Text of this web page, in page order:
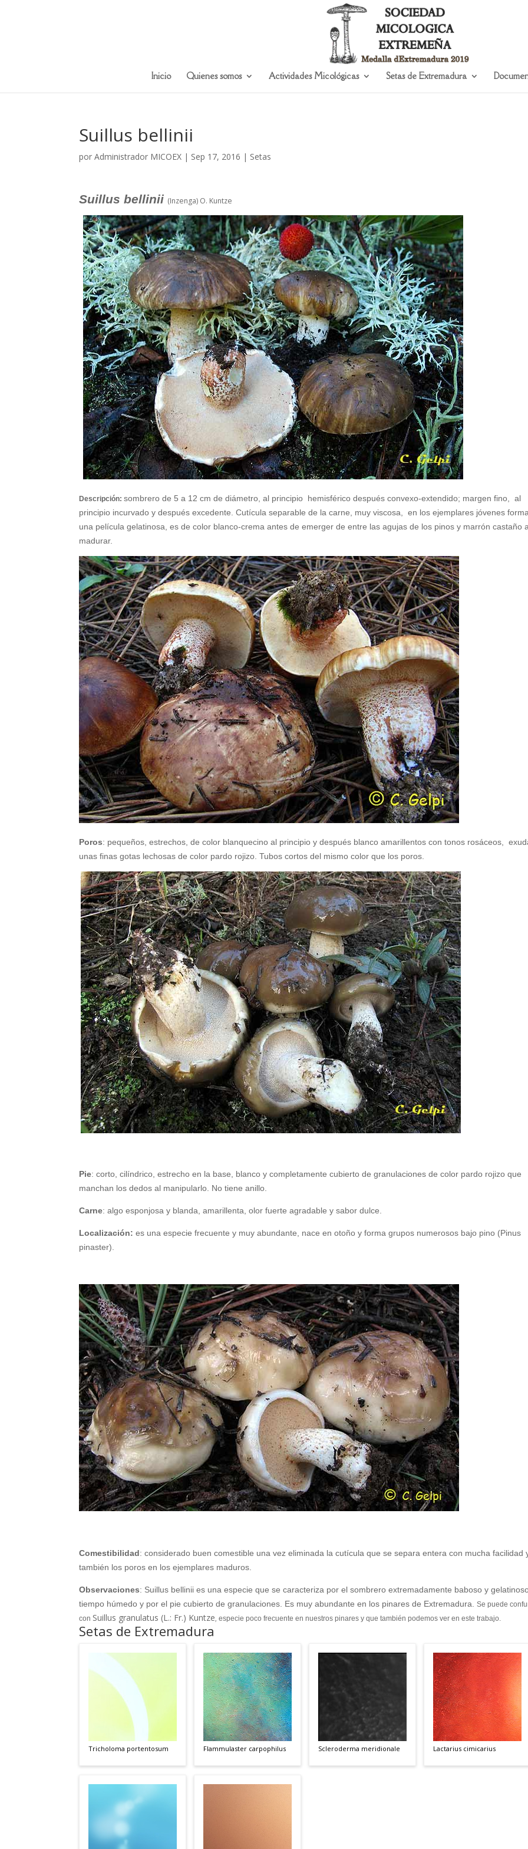
Inicio Quienes somos Actividades Micológicas Setas de Extremadura
Suillus bellinii
porAdministrador MICOEX | Sep 17, 2016 | Setas
Suillus bellinii (Inzenga) O. Kuntze
Descripción:sombrero de 5 a 12 cm de diámetro, al principio hemisférico después convexo-extendido; margen fino, al
principio incurvado y después excedente. Cutícula separable de la carne, muy viscosa, en los ejemplares jóvenes
una película gelatinosa, es de color blanco-crema antes de emerger de entre las agujas de los pinos y marrón castaño
madurar.
Poros: pequeños, estrechos, de color blanquecino al principio y después blanco amarillentos con tonos rosáceos,
unas finas gotas lechosas de color pardo rojizo. Tubos cortos del mismo color que los poros.
Pie: corto, cilíndrico, estrecho en la base, blanco y completamente cubierto de granulaciones de color pardo rojizo que
manchan los dedos al manipularlo. No tiene anillo.
Carne: algo esponjosa y blanda, amarillenta, olor fuerte agradable y sabor dulce.
Localización:es unaespecie frecuente y muy abundante, nace en otoño y forma grupos numerosos bajo pino (Pinus
pinaster).
Comestibilidad: considerado buen comestible una vez eliminada la cutícula que se separa entera con mucha facilidad
también los poros en los ejemplares maduros.
Observaciones: Suillus bellinii es una especie que se caracteriza por el sombrero extremadamente baboso y
tiempo húmedo y por el pie cubierto de granulaciones. Es muy abundante en los pinares de Extremadura.Se puede
con Suillus granulatus (L.: Fr.) Kuntze, especie poco frecuente en nuestros pinares y que también podemos ver en este trabajo.
Setas de Extremadura
Tricholoma portentosum Flammulaster carpophilus Scleroderma meridionale Lactarius cimicarius